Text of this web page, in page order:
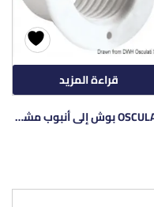
قراءة المزيد
OSCULATI بوش إلى أنبوب مشترك